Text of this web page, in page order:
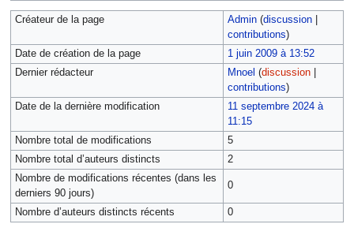
Créateur de la page Admin (discussion|
contributions)
Date de création de la page
1 juin 2009 à 13:52
Dernier rédacteur
Mnoel (discussion|
contributions)
Date de la dernière modification
11 septembre 2024 à
11:15
Nombre total de modifications
5
Nombre total d’auteurs distincts
2
Nombre de modifications récentes (dans les
derniers 90 jours)
0
Nombre d’auteurs distincts récents 0